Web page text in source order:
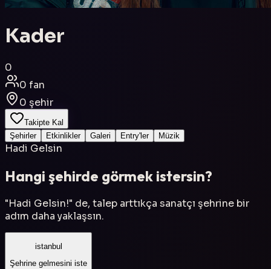
Kader
0
0 fan
0 şehir
Takipte Kal
Şehirler
Etkinlikler Galeri Entry'ler Müzik
Hadi Gelsin
Hangi şehirde görmek istersin?
"Hadi Gelsin!" de, talep arttıkça sanatçı şehrine bir
adım daha yaklaşsın.
istanbul
Şehrine gelmesini iste